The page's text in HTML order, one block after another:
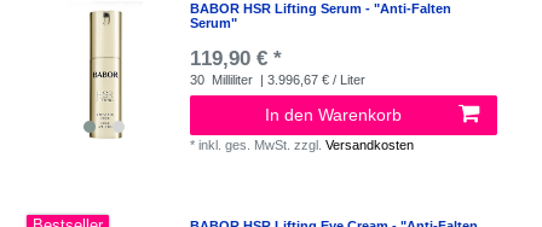
BABOR HSR Lifting Serum - "Anti-Falten
Serum"
119,90 € *
30 Milliliter | 3.996,67 € / Liter
In den Warenkorb
*inkl. ges. MwSt. zzgl.Versandkosten